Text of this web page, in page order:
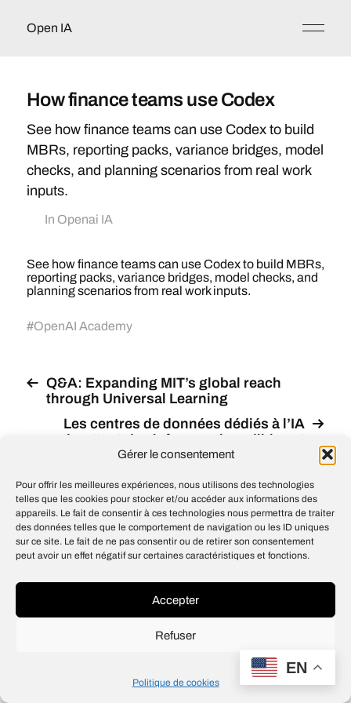
Gérer le consentement
Pour offrir les meilleures expériences, nous utilisons des technologies
telles que les cookies pour stocker et/ou accéder aux informations des
appareils. Le fait de consentir à ces technologies nous permettra de traiter
des données telles que le comportement de navigation ou les ID uniques
sur ce site. Le fait de ne pas consentir ou de retirer son consentement
peut avoir un effet négatif sur certaines caractéristiques et fonctions.
Accepter
Refuser
Politique de cookies
Open IA
How finance teams use Codex
See how finance teams can use Codex to build
MBRs, reporting packs, variance bridges, model
checks, and planning scenarios from real work
inputs.
In Openai IA
See how finance teams can use Codex to build MBRs,
reporting packs, variance bridges, model checks, and
planning scenarios from real work inputs.
#OpenAI Academy
Q&A: Expanding MIT’s global reach
through Universal Learning
Les centres de données dédiés à l’IA
émettent des infrasons inaudibles et
indétectables aux sonomètres, mais «
que ces sons ont des effets néfastes sur
la santé
© 2026Open IA
Jean-Louis Maso
EN